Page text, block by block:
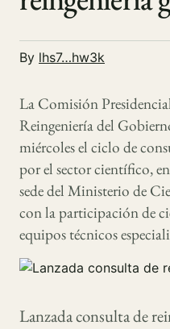
By lhs7…hw3k
La Comisión
Reingeniería del
miércoles el ciclo de
por el sector científico,
sede del Ministerio de
con la participación de
equipos técnicos
Lanzada consulta de